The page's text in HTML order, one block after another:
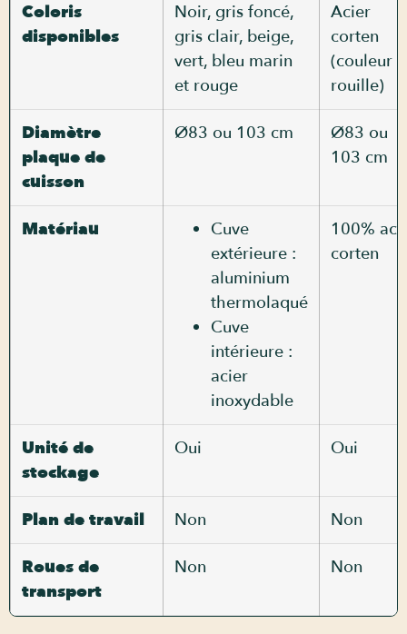
Coloris
disponibles
Noir, gris foncé,
gris clair, beige,
vert, bleu marin
et rouge
Acier
corten
(couleur
rouille)
Diamètre
plaque de
cuisson
Ø83 ou 103 cm
Ø83 ou
103 cm
Matériau
Cuve
extérieure :
aluminium
thermolaqué
Cuve
intérieure :
acier
inoxydable
100%
corten
Unité de
stockage
Oui Oui
Plan de travail Non Non
Roues de
transport
Non Non